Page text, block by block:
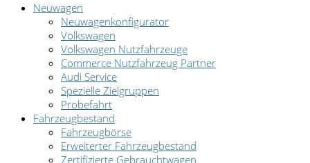
Neuwagen
Neuwagenkonfigurator
Volkswagen
Volkswagen Nutzfahrzeuge
Commerce Nutzfahrzeug Partner
Audi Service
Spezielle Zielgruppen
Probefahrt
Fahrzeugbestand
Fahrzeugbörse
Erweiterter Fahrzeugbestand
Zertifizierte Gebrauchtwagen